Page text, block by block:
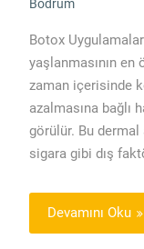
Bodrum
Botox
yaşlanmasının en
zaman içerisinde
azalmasına bağlı
görülür. Bu
sigara gibi dış
Devamını Oku